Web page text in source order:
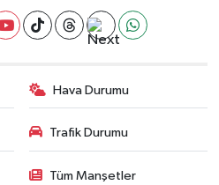
Hava Durumu
Trafik Durumu
Tüm Manşetler